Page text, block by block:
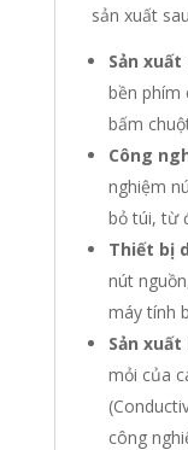
sản xuất
Sản
bền phím
bấm
Công
nghiệm
bỏ túi, từ
Thiết bị
nút
máy tính
Sản
mỏi của
công